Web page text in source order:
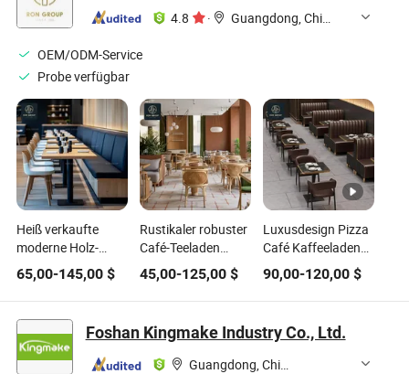
4.8 · Guangdong, China
OEM/ODM-Service
Probe verfügbar
Heiß verkaufte
moderne Holz-
Leder-Hotel-Tee-
Shop-Café-
Restaurant-Möbel
Sofa und Booth-
Sitzgruppe Tisch
und Stuhl Set
65,00-145,00 $
Rustikaler robuster
Café-Teeladen
quadratischer
massiver Holztisch
Rattanstuhl Sofa
Restaurant-
Sitzmöbelsets
45,00-125,00$
Luxusdesign Pizza
Café Kaffeeladen
kommerzieller
Marmortisch und
Stuhl braunes
modernes
Restaurantmöbelset
90,00-120,00$
Foshan Kingmake Industry Co., Ltd.
Guangdong, China